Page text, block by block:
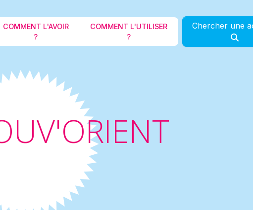
COMMENT L'AVOIR
?
COMMENT L'UTILISER
?
Chercher une